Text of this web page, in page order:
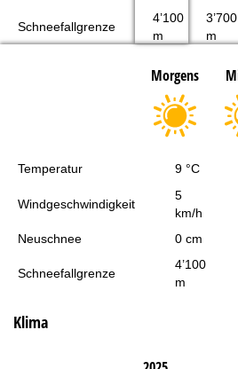
Schneefallgrenze
4’100
m
3’700
m
Morgens
Temperatur 9 °C
Windgeschwindigkeit
5
km/h
Neuschnee
0 cm
Schneefallgrenze
4’100
m
Klima